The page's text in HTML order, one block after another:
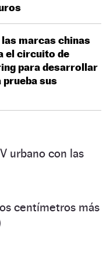
las marcas chinas
el circuito de
para desarrollar
prueba sus
urbano con las
centímetros más